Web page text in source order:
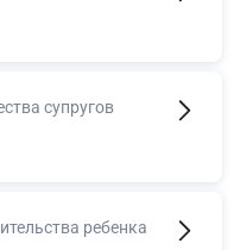
супругов
ребенка